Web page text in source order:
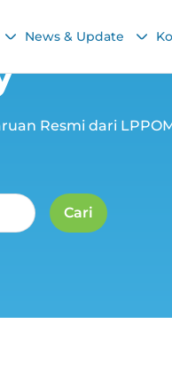
News & Update
Resmi dari
Cari